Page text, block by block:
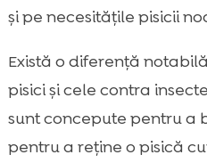
și pe necesitățile pisicii
Există o diferență
pisici și cele contra
sunt concepute pentru a
pentru a reține o pisică